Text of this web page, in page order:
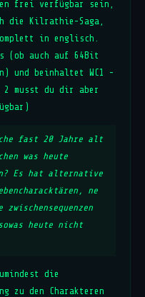
frei verfügbar sein,
die Kilrathie-Saga,
in englisch.
(ob auch auf 64Bit
und beinhaltet WC1 -
2 musst du dir aber
fast 20 Jahre alt
was heute
Es hat alternative
ne
heute nicht
die
zu den Charakteren